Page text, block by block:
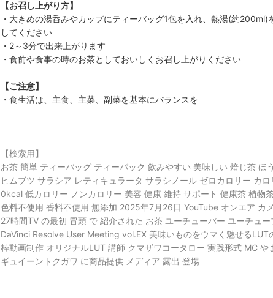
【お召し上がり方】
・大きめの湯呑みやカップにティーバッグ1包を入れ、熱湯(約
してください
・2～3分で出来上がります
・食前や食事の時のお茶としておいしくお召し上がりください
【ご注意】
・食生活は、主食、主菜、副菜を基本にバランスを
【検索用】
お茶 簡単 ティーバッグ ティーパック 飲みやすい 美味しい 焙じ茶 ほ
ヒムブツ サラシア レティキュラータ サラシノール ゼロカロリー カ
0kcal 低カロリー ノンカロリー 美容 健康 維持 サポート 健康茶 植物
色料不使用 香料不使用 無添加 2025年7月26日 YouTube オンエア カ
27時間TV の最初 冒頭 で 紹介された お茶 ユーチューバー ユーチュ
DaVinci Resolve User Meeting vol.EX 美味いものをウマく魅せるLUT
枠動画制作 オリジナルLUT 講師 クマザワコータロー 実践形式 MC や
ギュイーントクガワ に商品提供 メディア 露出 登場